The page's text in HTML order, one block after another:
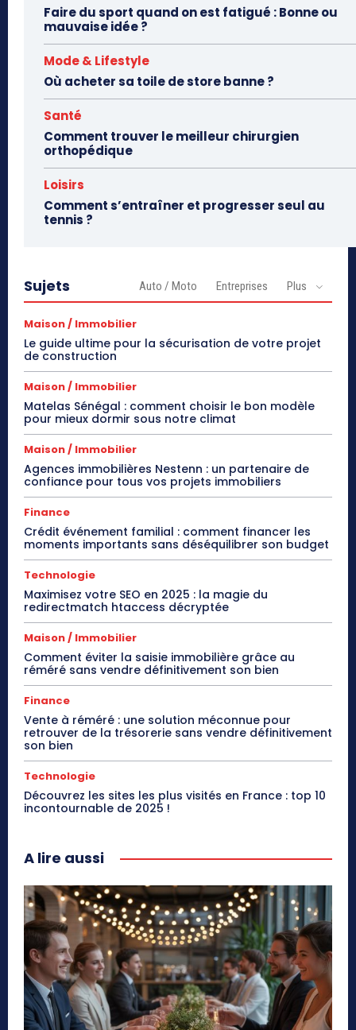
Faire du sport quand on est fatigué : Bonne ou
mauvaise idée ?
Mode & Lifestyle
Où acheter sa toile de store banne ?
Santé
Comment trouver le meilleur chirurgien
orthopédique
Loisirs
Comment s’entraîner et progresser seul au
tennis ?
Sujets Auto / Moto Entreprises Plus
Maison / Immobilier
Le guide ultime pour la sécurisation de votre projet
de construction
Maison / Immobilier
Matelas Sénégal : comment choisir le bon modèle
pour mieux dormir sous notre climat
Maison / Immobilier
Agences immobilières Nestenn : un partenaire de
confiance pour tous vos projets immobiliers
Finance
Crédit événement familial : comment financer les
moments importants sans déséquilibrer son budget
Technologie
Maximisez votre SEO en 2025 : la magie du
redirectmatch htaccess décryptée
Maison / Immobilier
Comment éviter la saisie immobilière grâce au
réméré sans vendre définitivement son bien
Finance
Vente à réméré : une solution méconnue pour
retrouver de la trésorerie sans vendre définitivement
son bien
Technologie
Découvrez les sites les plus visités en France : top 10
incontournable de 2025 !
A lire aussi